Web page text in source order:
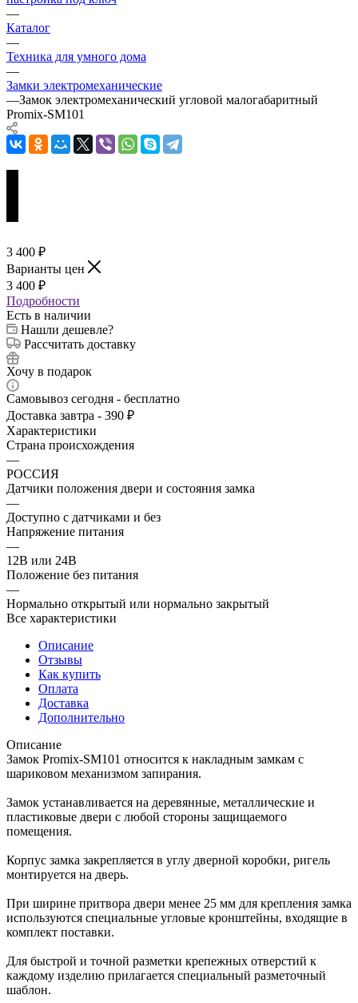
—
Каталог
—
Техника для умного дома
—
Замки электромеханические
—Замок электромеханический угловой малогабаритный
Promix-SM101
3 400 ₽
Варианты цен
3 400 ₽
Подробности
Есть в наличии
Нашли дешевле?
Рассчитать доставку
Хочу в подарок
Самовывоз сегодня - бесплатно
Доставка завтра - 390 ₽
Характеристики
Страна происхождения
—
РОССИЯ
Датчики положения двери и состояния замка
—
Доступно с датчиками и без
Напряжение питания
—
12В или 24В
Положение без питания
—
Нормально открытый или нормально закрытый
Все характеристики
Описание
Отзывы
Как купить
Оплата
Доставка
Дополнительно
Описание
Замок Promix-SM101 относится к накладным замкам с
шариковом механизмом запирания.
Замок устанавливается на деревянные, металлические и
пластиковые двери с любой стороны защищаемого
помещения.
Корпус замка закрепляется в углу дверной коробки, ригель
монтируется на дверь.
При ширине притвора двери менее 25 мм для крепления замка
используются специальные угловые кронштейны, входящие в
комплект поставки.
Для быстрой и точной разметки крепежных отверстий к
каждому изделию прилагается специальный разметочный
шаблон.